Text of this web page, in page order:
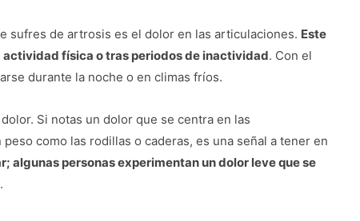
sufres de artrosis es el dolor en las articulaciones. Este
actividad física o tras periodos de inactividad. Con el
durante la noche o en climas fríos.
Si notas un dolor que se centra en las
como las rodillas o caderas, es una señal a tener en
algunas personas experimentan un dolor leve que se
.